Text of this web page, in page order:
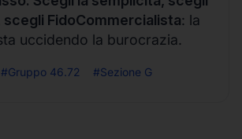
scegli FidoCommercialista: la
uccidendo la burocrazia.
#Gruppo 46.72 #Sezione G